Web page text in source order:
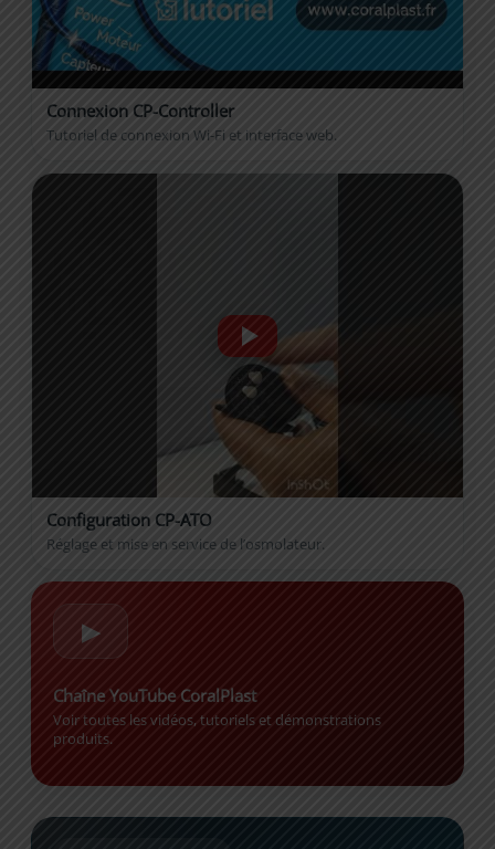
Connexion CP-Controller
Tutoriel de connexion Wi-Fi et interface web.
Configuration CP-ATO
Réglage et mise en service de l’osmolateur.
▶
Chaîne YouTube CoralPlast
Voir toutes les vidéos, tutoriels et démonstrations
produits.